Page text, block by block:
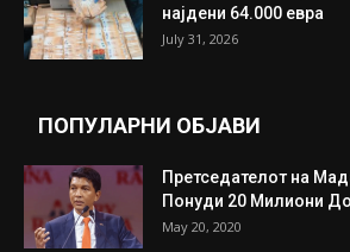
најдени 64.000 евра
July 31, 2026
ПОПУЛАРНИ ОБЈАВИ
Претседателот на
Понуди 20 Милиони
May 20, 2020